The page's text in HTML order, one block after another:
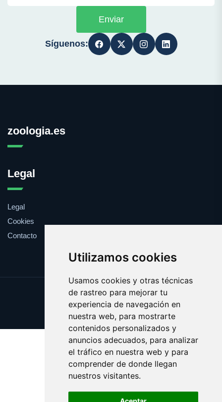
Utilizamos cookies
Usamos cookies y otras técnicas
de rastreo para mejorar tu
experiencia de navegación en
nuestra web, para mostrarte
contenidos personalizados y
anuncios adecuados, para analizar
el tráfico en nuestra web y para
comprender de donde llegan
nuestros visitantes.
Enviar
Síguenos:
zoologia.es
Legal
Legal
Cookies
Contacto
Update cookies preferences
Copyright © 2025 zoologia.es